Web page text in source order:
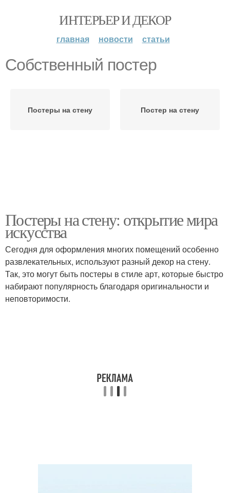
ИНТЕРЬЕР И ДЕКОР
главная новости статьи
Собственный постер
Постеры на стену Постер на стену
Постеры на стену: открытие мира
искусства
Сегодня для оформления многих помещений особенно
развлекательных, используют разный декор на стену.
Так, это могут быть постеры в стиле арт, которые быстро
набирают популярность благодаря оригинальности и
неповторимости.